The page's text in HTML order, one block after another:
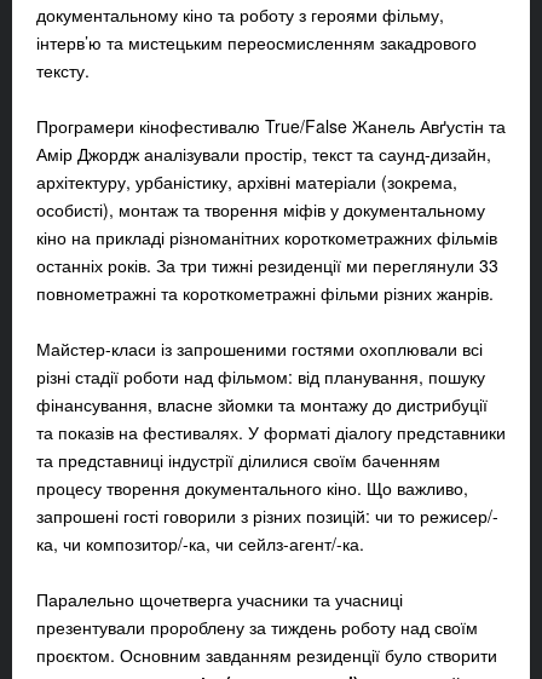
документальному кіно та роботу з героями фільму,
інтерв’ю та мистецьким переосмисленням закадрового
тексту.
Програмери кінофестивалю True/False Жанель Авґустін та
Амір Джордж аналізували простір, текст та саунд-дизайн,
архітектуру, урбаністику, архівні матеріали (зокрема,
особисті), монтаж та творення міфів у документальному
кіно на прикладі різноманітних короткометражних фільмів
останніх років. За три тижні резиденції ми переглянули 33
повнометражні та короткометражні фільми різних жанрів.
Майстер-класи із запрошеними гостями охоплювали всі
різні стадії роботи над фільмом: від планування, пошуку
фінансування, власне зйомки та монтажу до дистрибуції
та показів на фестивалях. У форматі діалогу представники
та представниці індустрії ділилися своїм баченням
процесу творення документального кіно. Що важливо,
запрошені гості говорили з різних позицій: чи то режисер/-
ка, чи композитор/-ка, чи сейлз-агент/-ка.
Паралельно щочетверга учасники та учасниці
презентували пророблену за тиждень роботу над своїм
проєктом. Основним завданням резиденції було створити